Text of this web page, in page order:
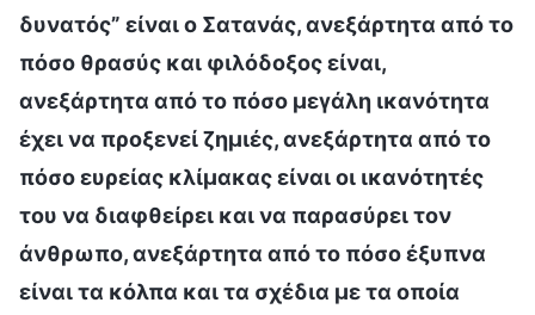
δυνατός” είναι ο Σατανάς, ανεξάρτητα από το
πόσο θρασύς και φιλόδοξος είναι,
ανεξάρτητα από το πόσο μεγάλη ικανότητα
έχει να προξενεί ζημιές, ανεξάρτητα από το
πόσο ευρείας κλίμακας είναι οι ικανότητές
του να διαφθείρει και να παρασύρει τον
άνθρωπο, ανεξάρτητα από το πόσο έξυπνα
είναι τα κόλπα και τα σχέδια με τα οποία